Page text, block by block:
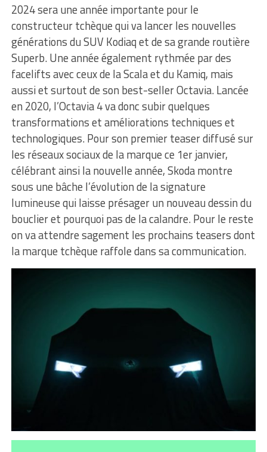
2024 sera une année importante pour le
constructeur tchèque qui va lancer les nouvelles
générations du SUV Kodiaq et de sa grande routière
Superb. Une année également rythmée par des
facelifts avec ceux de la Scala et du Kamiq, mais
aussi et surtout de son best-seller Octavia. Lancée
en 2020, l’Octavia 4 va donc subir quelques
transformations et améliorations techniques et
technologiques. Pour son premier teaser diffusé sur
les réseaux sociaux de la marque ce 1er janvier,
célébrant ainsi la nouvelle année, Skoda montre
sous une bâche l’évolution de la signature
lumineuse qui laisse présager un nouveau dessin du
bouclier et pourquoi pas de la calandre. Pour le reste
on va attendre sagement les prochains teasers dont
la marque tchèque raffole dans sa communication.